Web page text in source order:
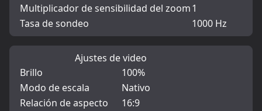
Multiplicador de sensibilidad del zoom1
Tasa de sondeo
1000 Hz
Ajustes de video
Brillo
100%
Modo de escala
Nativo
Relación de aspecto
16:9